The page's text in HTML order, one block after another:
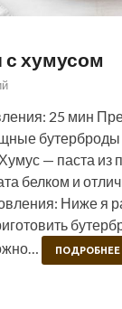
хумусом
25 мин
бутерброды
— паста из
белком и
Ниже я
ПОДРОБНЕЕ